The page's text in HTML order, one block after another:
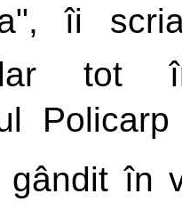
îi
tot
gândit în